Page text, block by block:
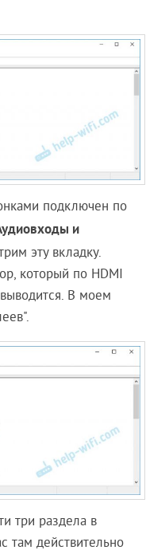
подключен по
и
эту вкладку.
который по HDMI
В моем
три раздела в
там действительно